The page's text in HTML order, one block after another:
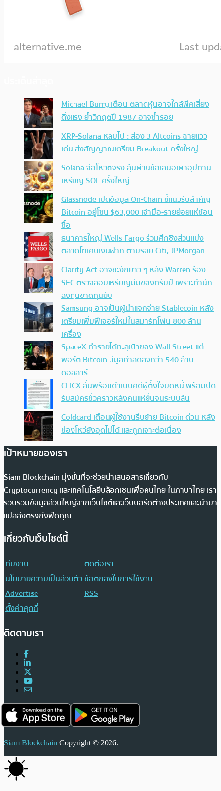
Michael Burry เตือน ตลาดหุ้นอาจใกล้พีคเสี่ยง
ดิ่งแรง ย้ำวิกฤตปี 1987 อาจซ้ำรอย
XRP-Solana หลบไป : ส่อง 3 Altcoins ฉายแวว
เด่น ส่งสัญญาณเตรียม Breakout ครั้งใหญ่
Solana จ่อโหวตจริง ลุ้นผ่านข้อเสนอเผาอุปทาน
เหรียญ SOL ครั้งใหญ่
Glassnode เปิดข้อมูล On-Chain ชี้แนวรับสำคัญ
Bitcoin อยู่โซน $63,000 เจ้ามือ-รายย่อยแห่ช้อน
ซื้อ
ธนาคารใหญ่ Wells Fargo ร่วมศึกชิงส่วนแบ่ง
ตลาดโทเคนเงินฝาก ตามรอย Citi, JPMorgan
Clarity Act อาจชะงักยาว ๆ หลัง Warren ร้อง
SEC ตรวจสอบเหรียญมีมของทรัมป์ เพราะทำนัก
ลงทุนขาดทุนยับ
Samsung อาจเป็นผู้นำแจกจ่าย Stablecoin หลัง
เตรียมเพิ่มฟีเจอร์ใหม่ในสมาร์ทโฟน 800 ล้าน
เครื่อง
SpaceX ทำรายได้ทะลุเป้าของ Wall Street แต่
พอร์ต Bitcoin มีมูลค่าลดลงกว่า 540 ล้าน
ดอลลาร์
CLICX ลั่นพร้อมดำเนินคดีผู้ตั้งใจบิดหนี้ พร้อมปิด
รับสมัครชั่วคราวหลังคนแห่ยื่นจนระบบล้น
Coldcard เตือนผู้ใช้งานรีบย้าย Bitcoin ด่วน หลัง
ช่องโหว่ยังอุดไม่ได้ และถูกเจาะต่อเนื่อง
เป้าหมายของเรา
Siam Blockchain มุ่งมั่นที่จะช่วยนำเสนอสารเกี่ยวกับ
Cryptocurrency และเทคโนโลยีบล็อกเชนเพื่อคนไทย ในภาษาไทย เรา
รวบรวมข้อมูลส่วนใหญ่จากเว็บไซต์และเว็บบอร์ดต่างประเทศและนำมา
แปลส่งตรงถึงฟีดคุณ
เกี่ยวกับเว็บไซต์นี้
ทีมงาน
ติดต่อเรา
นโยบายความเป็นส่วนตัวข้อตกลงในการใช้งาน
Advertise
RSS
ตั้งค่าคุกกี้
ติดตามเรา
Siam Blockchain Copyright © 2026.